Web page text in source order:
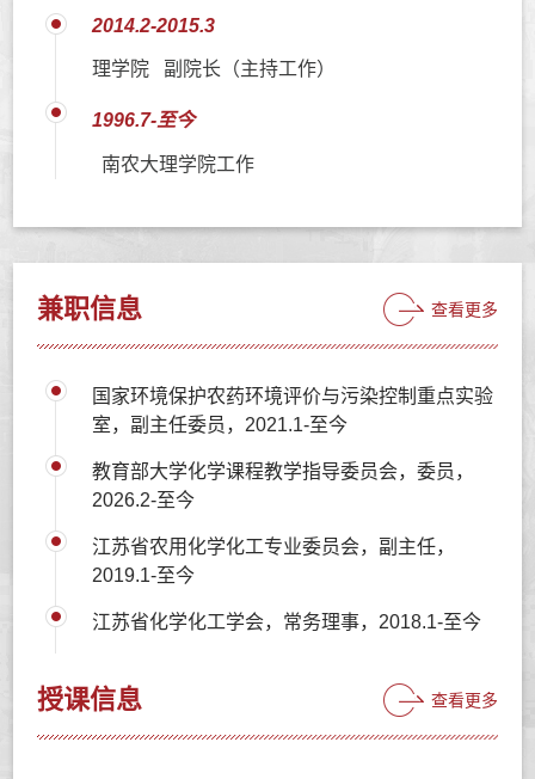
2014.2-2015.3
理学院 副院长（主持工作）
1996.7-至今
南农大理学院工作
兼职信息 查看更多
国家环境保护农药环境评价与污染控制重点实验
室，副主任委员，2021.1-至今
教育部大学化学课程教学指导委员会，委员，
2026.2-至今
江苏省农用化学化工专业委员会，副主任，
2019.1-至今
江苏省化学化工学会，常务理事，2018.1-至今
授课信息 查看更多